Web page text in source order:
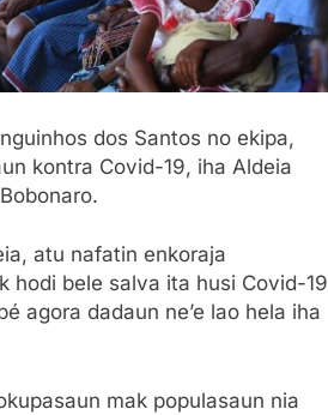
dos Santos no ekipa,
kontra Covid-19, iha Aldeia
atu nafatin enkoraja
hodi bele salva ita husi Covid-19
agora dadaun ne’e lao hela iha
mak populasaun nia